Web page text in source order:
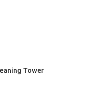
Tower